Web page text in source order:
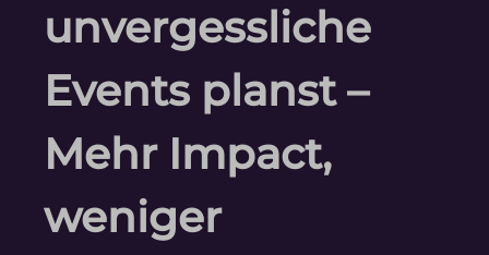
unvergessliche
Events planst –
Mehr Impact,
weniger